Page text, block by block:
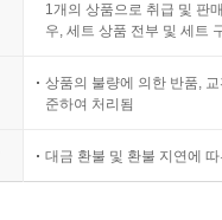
1개의 상품으로 취급 및 판
우, 세트 상품 전부 및 세트
상품의 불량에 의한 반품,
준하여 처리됨
대금 환불 및 환불 지연에